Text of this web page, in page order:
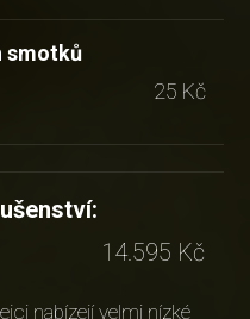
smotků
25 Kč
14.595 Kč
nabízejí velmi nízké